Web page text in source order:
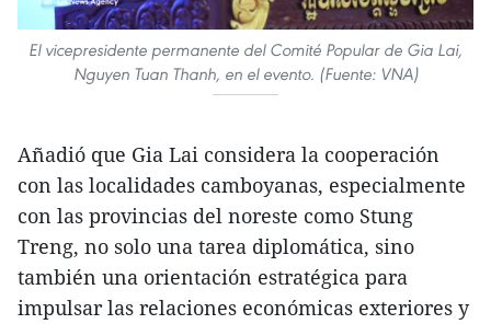
El vicepresidente permanente del Comité Popular de Gia Lai,
Nguyen Tuan Thanh, en el evento. (Fuente: VNA)
Añadió que Gia Lai considera la cooperación
con las localidades camboyanas, especialmente
con las provincias del noreste como Stung
Treng, no solo una tarea diplomática, sino
también una orientación estratégica para
impulsar las relaciones económicas exteriores y